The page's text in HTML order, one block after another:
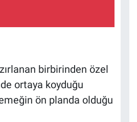
birbirinden özel
ortaya koyduğu
ön planda olduğu